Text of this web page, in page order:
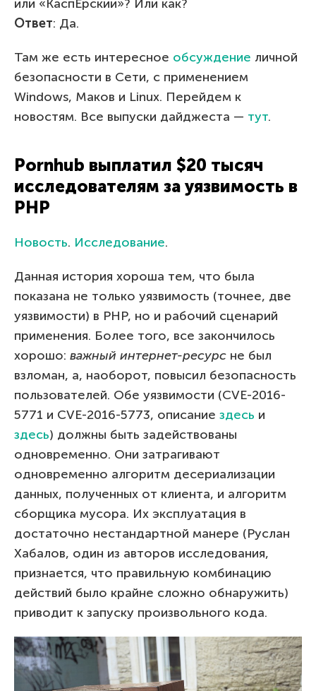
или «КаспЕрскии»? Или как?
Ответ: Да.
Там же есть интересное обсуждение личной
безопасности в Сети, с применением
Windows, Маков и Linux. Перейдем к
новостям. Все выпуски дайджеста — тут.
Pornhub выплатил $20 тысяч
исследователям за уязвимость в
PHP
Новость. Исследование.
Данная история хороша тем, что была
показана не только уязвимость (точнее, две
уязвимости) в PHP, но и рабочий сценарий
применения. Более того, все закончилось
хорошо: важный интернет-ресурс не был
взломан, а, наоборот, повысил безопасность
пользователей. Обе уязвимости (CVE-2016-
5771 и CVE-2016-5773, описание здесь и
здесь) должны быть задействованы
одновременно. Они затрагивают
одновременно алгоритм десериализации
данных, полученных от клиента, и алгоритм
сборщика мусора. Их эксплуатация в
достаточно нестандартной манере (Руслан
Хабалов, один из авторов исследования,
признается, что правильную комбинацию
действий было крайне сложно обнаружить)
приводит к запуску произвольного кода.